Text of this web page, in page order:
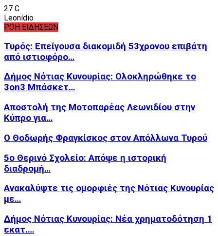
27 C
Leonídio
ΡΟΗ ΕΙΔΗΣΕΩΝ
Τυρός: Επείγουσα διακομιδή 53χρονου επιβάτη
από ιστιοφόρο…
Δήμος Νότιας Κυνουρίας: Ολοκληρώθηκε το
3on3 Μπάσκετ…
Αποστολή της Μοτοπαρέας Λεωνιδίου στην
Κύπρο για…
Ο Θοδωρής Φραγκίσκος στον Απόλλωνα Τυρού
5ο Θερινό Σχολείο: Απόψε η ιστορική
διαδρομή…
Ανακαλύψτε τις ομορφιές της Νότιας Κυνουρίας
με…
Δήμος Νότιας Κυνουρίας: Νέα χρηματοδότηση 1
εκατ.…